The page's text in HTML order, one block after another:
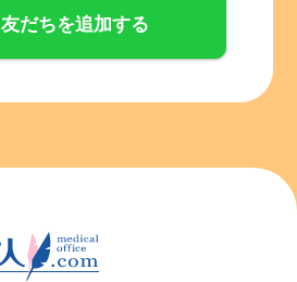
友だちを追加する